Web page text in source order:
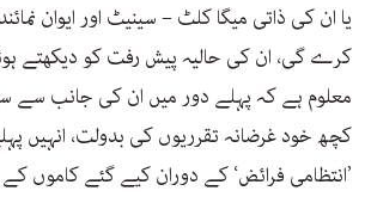
یا ان کی ذاتی میگا کلٹ – سینیٹ اور ایوان
کرے گی، ان کی حالیہ پیش رفت کو دیکھتے
معلوم ہے کہ پہلے دور میں ان کی جانب سے
کچھ خود غرضانہ تقرریوں کی بدولت، انہیں
’انتظامی فرائض‘ کے دوران کیے گئے کاموں